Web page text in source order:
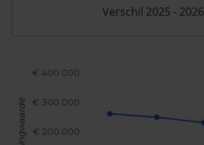
€ 200.000
€ 300.000
€ 400.000
Verschil 2025 - 2026